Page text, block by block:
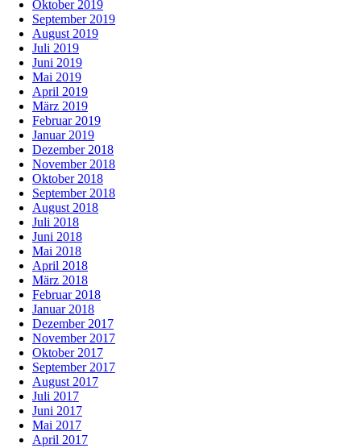
Oktober 2019
September 2019
August 2019
Juli 2019
Juni 2019
Mai 2019
April 2019
März 2019
Februar 2019
Januar 2019
Dezember 2018
November 2018
Oktober 2018
September 2018
August 2018
Juli 2018
Juni 2018
Mai 2018
April 2018
März 2018
Februar 2018
Januar 2018
Dezember 2017
November 2017
Oktober 2017
September 2017
August 2017
Juli 2017
Juni 2017
Mai 2017
April 2017